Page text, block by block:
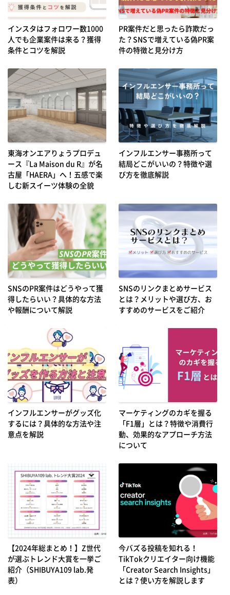
インスタはフォロワー数1000
人でも企業案件は来る？獲得
条件とコツを解説
PR案件だと思ったら詐欺だっ
た？SNSで増えている偽PR案
件の特徴と見分け方
東海オンエアりょうプロデュ
ース『La Maison du R』が名
古屋「HAERA」へ！五感で楽
しむ新スイーツ体験の全貌
インフルエンサー事務所って
結局どこがいいの？特徴や選
び方を徹底解説
SNSのPR案件はどうやって獲
得したらいい？具体的な方法
や報酬について解説
SNSのリンクまとめサービス
とは？メリットや選び方、お
すすめのサービスをご紹介
インフルエンサーがグッズ化
するには？具体的な方法や注
意点を解説
マーケティングのカギを握る
「F1層」とは？特徴や消費行
動、効果的なアプローチ方法
について
【2024年総まとめ！】Z世代
が選ぶトレンド大賞を一挙ご
紹介（SHIBUYA109 lab.発
表）
今バズる投稿を知れる！
TikTokクリエイター向け機能
「Creator Search Insights」
とは？使い方を解説します